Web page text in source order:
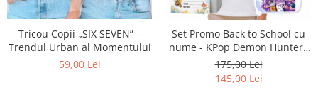
Lenjerii de pat pentru copii
Cadouri Cuplu
Fashion
Pijamale de CRACIUN
Tricou Copii „SIX SEVEN” –
Trendul Urban al Momentului
59,00 Lei
Set Promo Back to School cu
nume - KPop Demon Hunters
- Purple Tricou + Cutie +
Bidon Personalizat pentru
copilul tău
175,00 Lei
145,00 Lei